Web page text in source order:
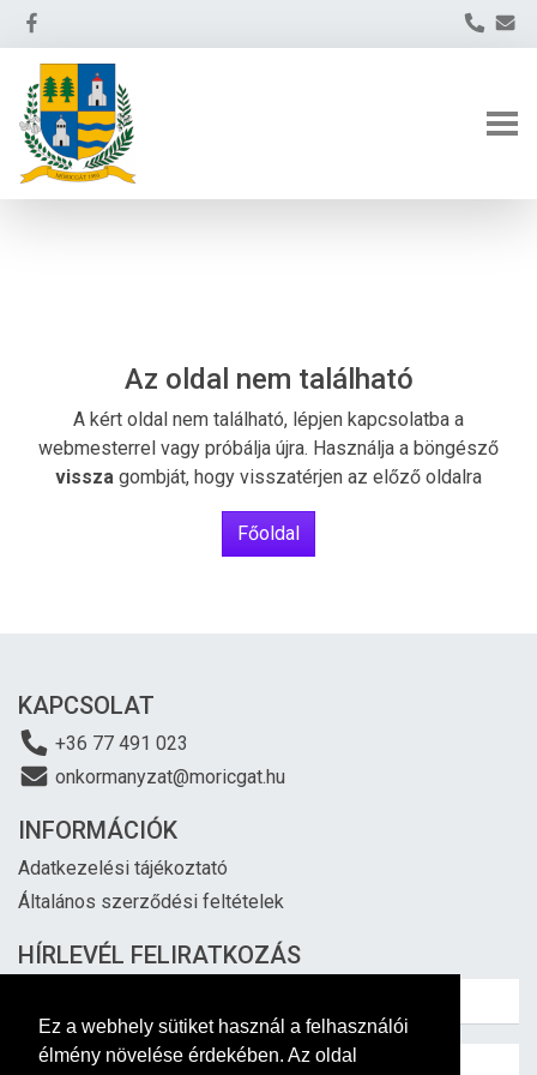
Ez a webhely sütiket használ a felhasználói
élmény növelése érdekében. Az oldal
Az oldal nem található
A kért oldal nem található, lépjen kapcsolatba a
webmesterrel vagy próbálja újra. Használja a böngésző
vissza gombját, hogy visszatérjen az előző oldalra
Főoldal
KAPCSOLAT
+36 77 491 023
onkormanyzat@moricgat.hu
INFORMÁCIÓK
Adatkezelési tájékoztató
Általános szerződési feltételek
HÍRLEVÉL FELIRATKOZÁS